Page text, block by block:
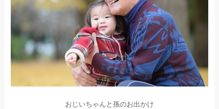
おじいちゃんと孫のお出かけ